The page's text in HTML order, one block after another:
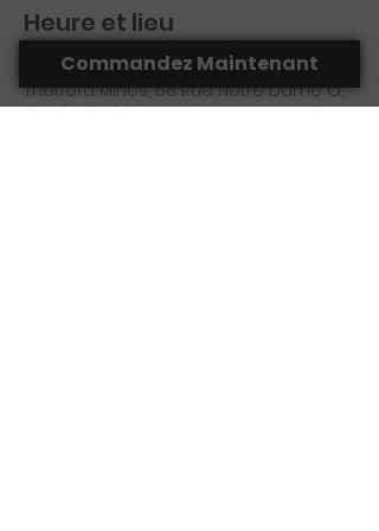
Heure et lieu
08 mars 2024, 11 h 00 – 21 h 00
Thetford Mines, 68 Rue Notre Dame O,
Thetford Mines, QC G6G 1J3, Canada
Commandez Maintenant